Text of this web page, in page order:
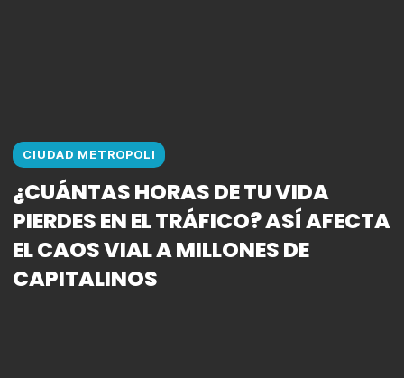
CIUDAD METROPOLI
¿CUÁNTAS HORAS DE TU VIDA
PIERDES EN EL TRÁFICO? ASÍ AFECTA
EL CAOS VIAL A MILLONES DE
CAPITALINOS